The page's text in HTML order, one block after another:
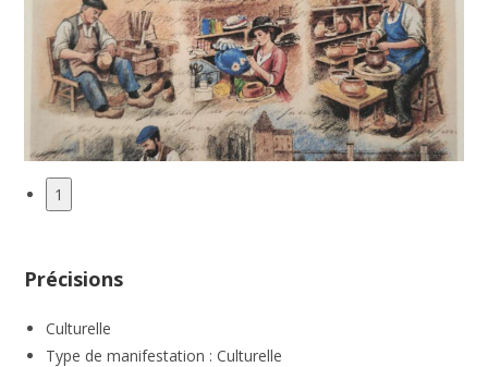
1
Précisions
Culturelle
Type de manifestation : Culturelle